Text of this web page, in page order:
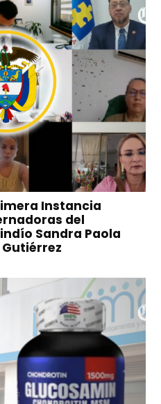
Instancia
del
Sandra Paola